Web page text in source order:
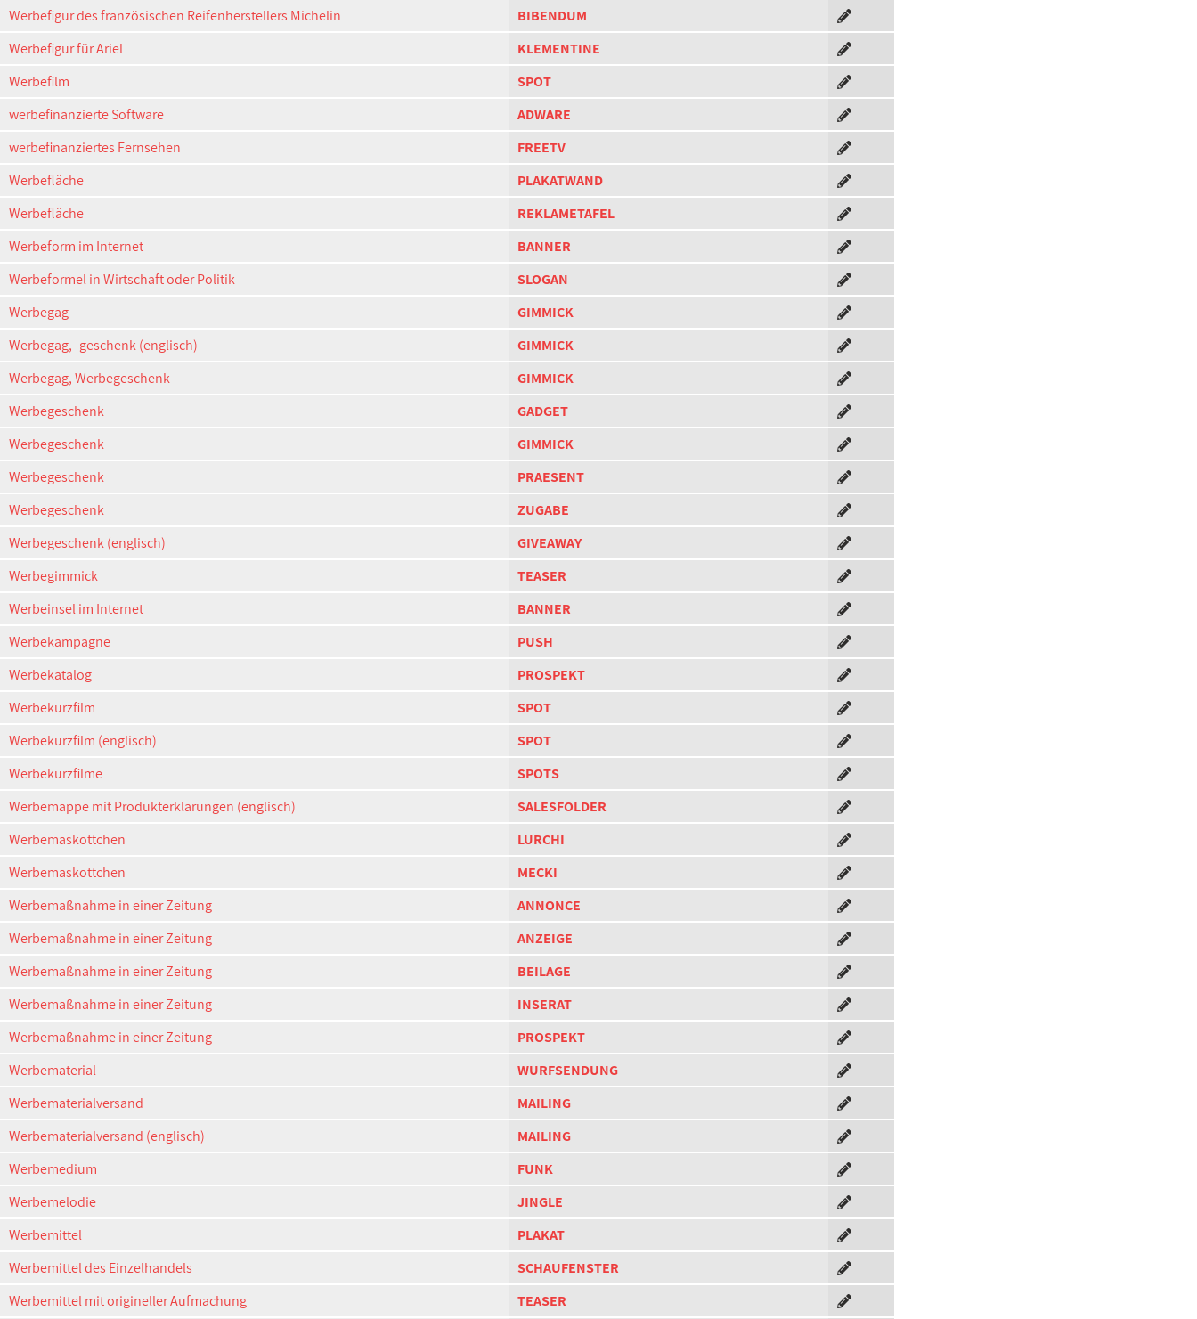
Werbefigur des französischen Reifenherstellers Michelin
BIBENDUM
Werbefigur für Ariel
KLEMENTINE
Werbefilm
SPOT
werbefinanzierte Software
ADWARE
werbefinanziertes Fernsehen
FREETV
Werbefläche
PLAKATWAND
Werbefläche
REKLAMETAFEL
Werbeform im Internet
BANNER
Werbeformel in Wirtschaft oder Politik
SLOGAN
Werbegag
GIMMICK
Werbegag, -geschenk (englisch)
GIMMICK
Werbegag, Werbegeschenk
GIMMICK
Werbegeschenk
GADGET
Werbegeschenk
GIMMICK
Werbegeschenk
PRAESENT
Werbegeschenk
ZUGABE
Werbegeschenk (englisch)
GIVEAWAY
Werbegimmick
TEASER
Werbeinsel im Internet
BANNER
Werbekampagne
PUSH
Werbekatalog
PROSPEKT
Werbekurzfilm
SPOT
Werbekurzfilm (englisch)
SPOT
Werbekurzfilme
SPOTS
Werbemappe mit Produkterklärungen (englisch)
SALESFOLDER
Werbemaskottchen
LURCHI
Werbemaskottchen
MECKI
Werbemaßnahme in einer Zeitung
ANNONCE
Werbemaßnahme in einer Zeitung
ANZEIGE
Werbemaßnahme in einer Zeitung
BEILAGE
Werbemaßnahme in einer Zeitung
INSERAT
Werbemaßnahme in einer Zeitung
PROSPEKT
Werbematerial
WURFSENDUNG
Werbematerialversand
MAILING
Werbematerialversand (englisch)
MAILING
Werbemedium
FUNK
Werbemelodie
JINGLE
Werbemittel
PLAKAT
Werbemittel des Einzelhandels
SCHAUFENSTER
Werbemittel mit origineller Aufmachung
TEASER